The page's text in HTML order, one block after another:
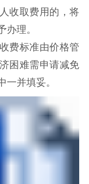
收取费用的，将
办理。
费标准由价格管
困难需申请减免
一并填妥。